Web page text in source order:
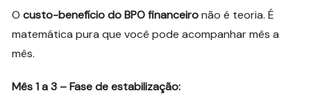
Ocusto-benefício do BPO financeironão é teoria. É
matemática pura que você pode acompanhar mês a
mês.
Mês 1 a 3 – Fase de estabilização: